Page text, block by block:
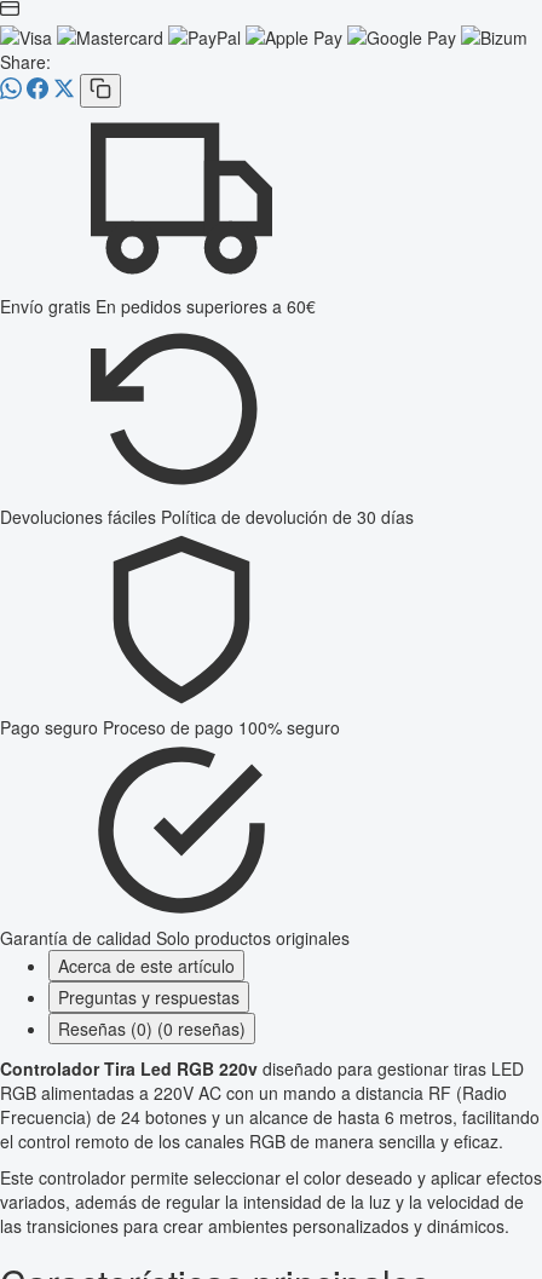
Share:
Envío gratis En pedidos superiores a 60€
Devoluciones fáciles Política de devolución de 30 días
Pago seguro Proceso de pago 100% seguro
Garantía de calidad Solo productos originales
Acerca de este artículo
Preguntas y respuestas
Reseñas (0) (0 reseñas)
Controlador Tira Led RGB 220v diseñado para gestionar tiras LED
RGB alimentadas a 220V AC con un mando a distancia RF (Radio
Frecuencia) de 24 botones y un alcance de hasta 6 metros, facilitando
el control remoto de los canales RGB de manera sencilla y eficaz.
Este controlador permite seleccionar el color deseado y aplicar efectos
variados, además de regular la intensidad de la luz y la velocidad de
las transiciones para crear ambientes personalizados y dinámicos.